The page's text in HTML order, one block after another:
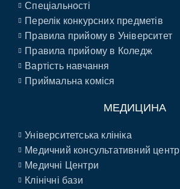
Спеціальності
Перелік конкурсних предметів
Правила прийому в Університет
Правила прийому в Коледж
Вартість навчання
Приймальна коміся
МЕДИЦИНА
Університетська клініка
Медичний консультативний центр
Медичні Центри
Клінічні бази